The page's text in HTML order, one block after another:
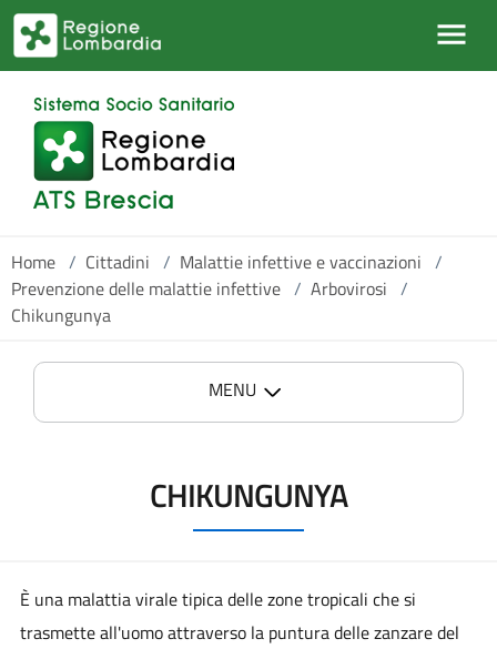
Salta al contenuto principale
Home / Cittadini / Malattie infettive e vaccinazioni /
Prevenzione delle malattie infettive / Arbovirosi /
Chikungunya
MENU
CHIKUNGUNYA
È una malattia virale tipica delle zone tropicali che si
trasmette all'uomo attraverso la puntura delle zanzare del